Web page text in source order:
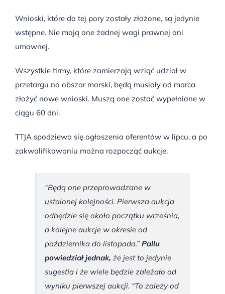
Wnioski, które do tej pory zostały złożone, są jedynie
wstępne. Nie mają one żadnej wagi prawnej ani
umownej.
Wszystkie firmy, które zamierzają wziąć udział w
przetargu na obszar morski, będą musiały od marca
złożyć nowe wnioski. Muszą one zostać wypełnione w
ciągu 60 dni.
TTJA spodziewa się ogłoszenia oferentów w lipcu, a po
zakwalifikowaniu można rozpocząć aukcje.
“Będą one przeprowadzane w
ustalonej kolejności. Pierwsza aukcja
odbędzie się około początku września,
a kolejne aukcje w okresie od
października do listopada.” Pallu
powiedział jednak, że jest to jedynie
sugestia i że wiele będzie zależało od
wyniku pierwszej aukcji. “To zależy od